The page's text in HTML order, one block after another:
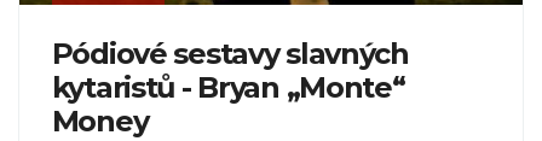
Pódiové sestavy slavných
kytaristů - Bryan „Monte“
Money